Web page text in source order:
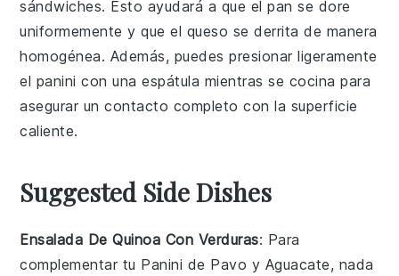
sándwiches. Esto ayudará a que elpan se dore
uniformemente y que el queso se derrita de manera
homogénea. Además, puedes presionar ligeramente
el panini con una espátula mientras se cocina para
asegurar un contacto completo con la superficie
caliente.
Suggested Side Dishes
Ensalada De Quinoa Con Verduras: Para
complementar tu Panini de Pavo y Aguacate, nada